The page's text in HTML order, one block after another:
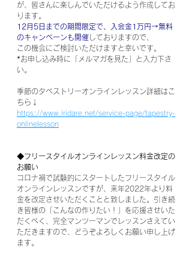
が、皆さんに楽しんでいただけるよう作成してお
ります。
12月5日までの期間限定で、入会金1万円→無料
のキャンペーンも開催しておりますので、
この機会にご検討いただけますと幸いです。
*お申し込み時に「メルマガを見た」と入力下さ
い。
季節のタペストリーオンラインレッスン詳細はこ
ちら↓
https://www.iridare.net/service-page/tapestry-
onlinelesson
◆フリースタイルオンラインレッスン料金改定の
お願い
コロナ禍で試験的にスタートしたフリースタイル
オンラインレッスンですが、来年2022年より料
金を改定させいただくことと致しました。引き続
き皆様の「こんなの作りたい！」を応援させいた
だくべく、完全マンツーマンでレッスンさえてい
ただきますので、どうぞよろしくお願い申し上げ
ます。